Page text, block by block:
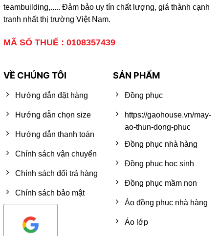
teambuilding,..... Đảm bảo uy tín chất lượng, giá thành cạnh
tranh nhất thị trường Việt Nam.
MÃ SỐ THUẾ : 0108357439
VỀ CHÚNG TÔI
Hướng dẫn đặt hàng
Hướng dẫn chọn size
Hướng dẫn thanh toán
Chính sách vận chuyển
Chính sách đổi trả hàng
Chính sách bảo mật
SẢN PHẨM
Đồng phục
https://gaohouse.vn/may-
ao-thun-dong-phuc
Đồng phục nhà hàng
Đồng phục học sinh
Đồng phục mầm non
Áo đồng phục nhà hàng
Áo lớp